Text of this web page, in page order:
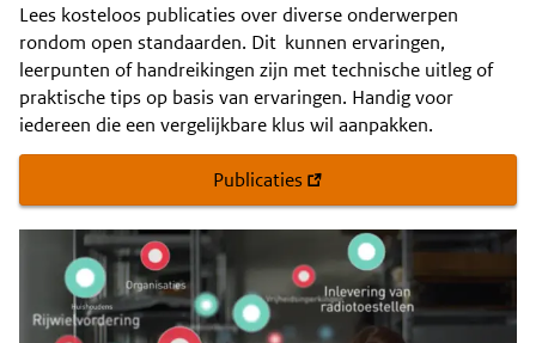
Lees kosteloos publicaties over diverse onderwerpen
rondom open standaarden. Dit kunnen ervaringen,
leerpunten of handreikingen zijn met technische uitleg of
praktische tips op basis van ervaringen. Handig voor
iedereen die een vergelijkbare klus wil aanpakken.
Publicaties